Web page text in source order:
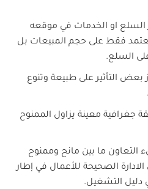
السلع او الخدمات في موقعه
يعتمد فقط على حجم المبيعات بل
السلع.
بعض التأثير على طبيعة وتنوع
جغرافية معينة يزاول الممنوح
التعاون ما بين مانح وممنوح
الادارة الصحيحة للأعمال في إطار
دليل التشغيل.